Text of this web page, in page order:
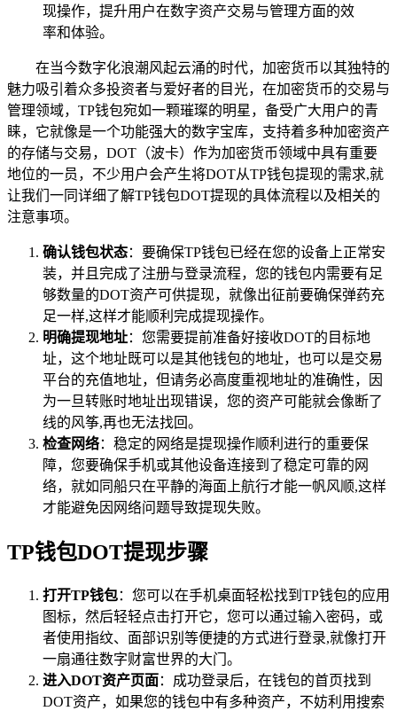
现操作，提升用户在数字资产交易与管理方面的效
率和体验。
在当今数字化浪潮风起云涌的时代，加密货币以其独特的
魅力吸引着众多投资者与爱好者的目光，在加密货币的交易与
管理领域，TP钱包宛如一颗璀璨的明星，备受广大用户的青
睐，它就像是一个功能强大的数字宝库，支持着多种加密资产
的存储与交易，DOT（波卡）作为加密货币领域中具有重要
地位的一员，不少用户会产生将DOT从TP钱包提现的需求,就
让我们一同详细了解TP钱包DOT提现的具体流程以及相关的
注意事项。
确认钱包状态：要确保TP钱包已经在您的设备上正常安
装，并且完成了注册与登录流程，您的钱包内需要有足
够数量的DOT资产可供提现，就像出征前要确保弹药充
足一样,这样才能顺利完成提现操作。
明确提现地址：您需要提前准备好接收DOT的目标地
址，这个地址既可以是其他钱包的地址，也可以是交易
平台的充值地址，但请务必高度重视地址的准确性，因
为一旦转账时地址出现错误，您的资产可能就会像断了
线的风筝,再也无法找回。
检查网络：稳定的网络是提现操作顺利进行的重要保
障，您要确保手机或其他设备连接到了稳定可靠的网
络，就如同船只在平静的海面上航行才能一帆风顺,这样
才能避免因网络问题导致提现失败。
TP钱包DOT提现步骤
打开TP钱包：您可以在手机桌面轻松找到TP钱包的应用
图标，然后轻轻点击打开它，您可以通过输入密码，或
者使用指纹、面部识别等便捷的方式进行登录,就像打开
一扇通往数字财富世界的大门。
进入DOT资产页面：成功登录后，在钱包的首页找到
DOT资产，如果您的钱包中有多种资产，不妨利用搜索